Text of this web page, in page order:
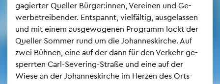
ga­gier­ter Quel­ler Bür­ger:innen, Ver­ei­nen und Ge­
wer­be­trei­ben­der. Ent­spannt, viel­fäl­tig, aus­ge­las­sen
und mit einem aus­ge­wo­ge­nen Pro­gramm lockt der
Quel­ler Som­mer rund um die Jo­han­nes­kir­che. Auf
zwei Büh­nen, eine auf der dann für den Ver­kehr ge­
sperr­ten Carl-Se­ve­ring-Stra­ße und eine auf der
Wiese an der Jo­han­nes­kir­che im Her­zen des Orts­